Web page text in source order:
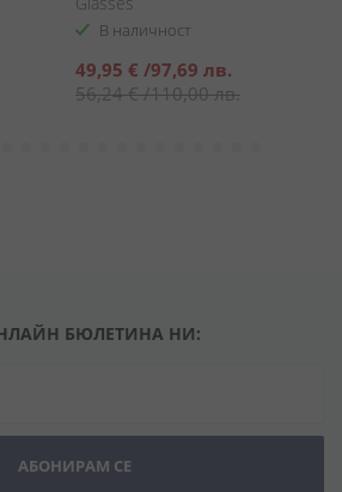
В наличност
Специална
цена
49,95 € /97,69 лв.
56,24 €/110,00 лв.
БЮЛЕТИНА НИ:
АБОНИРАМ СЕ